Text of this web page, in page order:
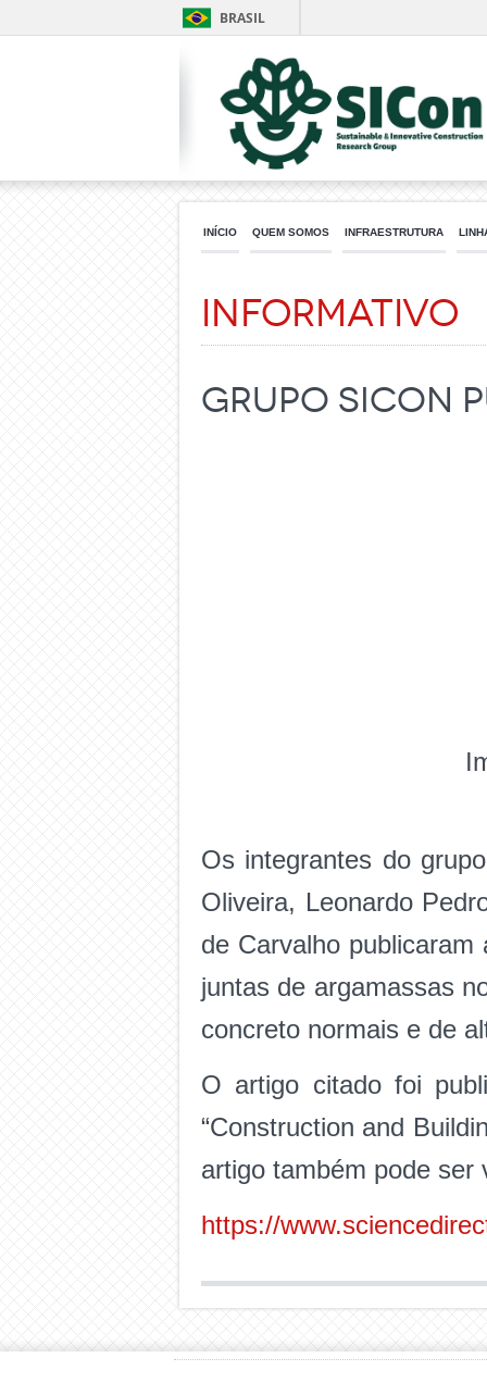
BRASIL
INÍCIO QUEM SOMOS INFRAESTRUTURA
Informativo
Grupo Sicon
Os integrantes do
Oliveira, Leonardo
de Carvalho
juntas de argamassas
concreto normais e de
O artigo citado foi
“Construction and
artigo também pode
https://